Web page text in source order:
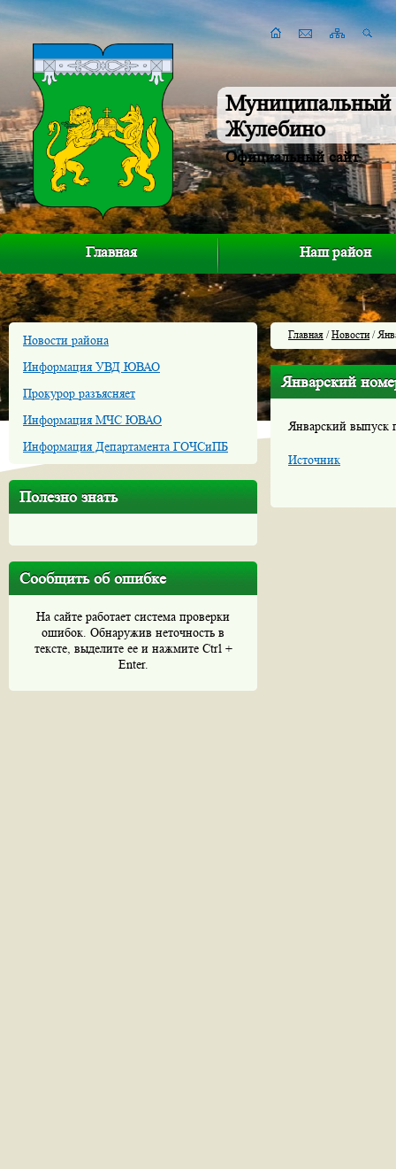
Муниципальный
Жулебино
Официальный сайт
Главная Наш район
Новости района
Информация УВД ЮВАО
Прокурор разъясняет
Информация МЧС ЮВАО
Информация Департамента ГОЧСиПБ
Полезно знать
Сообщить об ошибке
На сайте работает система проверки
ошибок. Обнаружив неточность в
тексте, выделите ее и нажмите Ctrl +
Enter.
Главная /Новости/
Январский
Январский выпуск
Источник